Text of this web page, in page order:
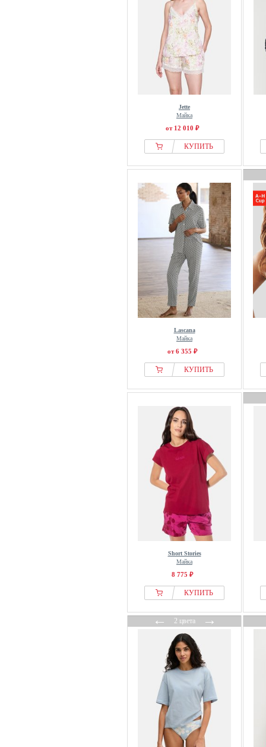
Jette
Майка
от 12 010 ₽
КУПИТЬ
Lascana
Майка
от 6 355 ₽
КУПИТЬ
Short Stories
Майка
8 775 ₽
КУПИТЬ
←2 цвета→